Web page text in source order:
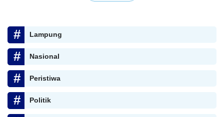
Lampung
Nasional
Peristiwa
Politik